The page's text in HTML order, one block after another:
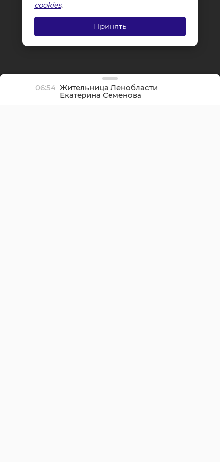
06:54 Жительница Ленобласти
Екатерина Семенова
отпраздновала
cookies.
Принять